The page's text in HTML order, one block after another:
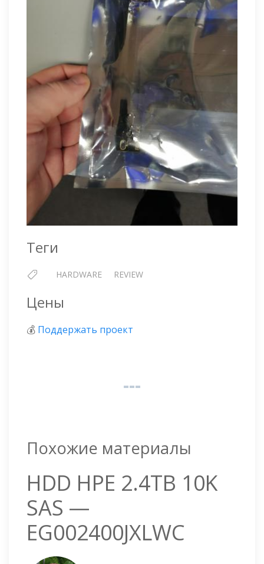
Теги
HARDWARE REVIEW
Цены
💰 Поддержать проект
Похожие материалы
HDD HPE 2.4TB 10K
SAS —
EG002400JXLWC